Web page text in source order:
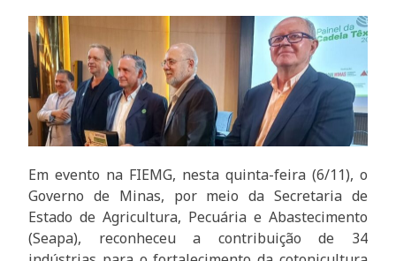
Em evento na FIEMG, nesta quinta-feira (6/11), o
Governo de Minas, por meio da Secretaria de
Estado de Agricultura, Pecuária e Abastecimento
(Seapa), reconheceu a contribuição de 34